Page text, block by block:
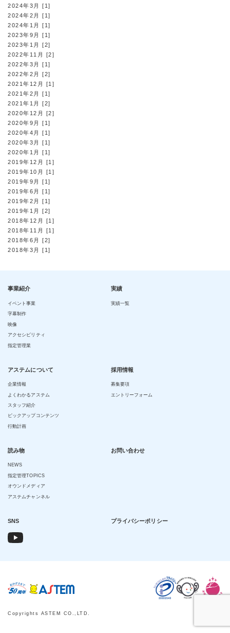
2024年3月 [1]
2024年2月 [1]
2024年1月 [1]
2023年9月 [1]
2023年1月 [2]
2022年11月 [2]
2022年3月 [1]
2022年2月 [2]
2021年12月 [1]
2021年2月 [1]
2021年1月 [2]
2020年12月 [2]
2020年9月 [1]
2020年4月 [1]
2020年3月 [1]
2020年1月 [1]
2019年12月 [1]
2019年10月 [1]
2019年9月 [1]
2019年6月 [1]
2019年2月 [1]
2019年1月 [2]
2018年12月 [1]
2018年11月 [1]
2018年6月 [2]
2018年3月 [1]
事業紹介
イベント事業
字幕制作
映像
アクセシビリティ
指定管理業
実績
実績一覧
アステムについて
企業情報
よくわかるアステム
スタッフ紹介
ピックアップコンテンツ
行動計画
採用情報
募集要項
エントリーフォーム
読み物
NEWS
指定管理TOPICS
オウンドメディア
アステムチャンネル
お問い合わせ
SNS プライバシーポリシー
Copyrights ASTEM CO.,LTD.